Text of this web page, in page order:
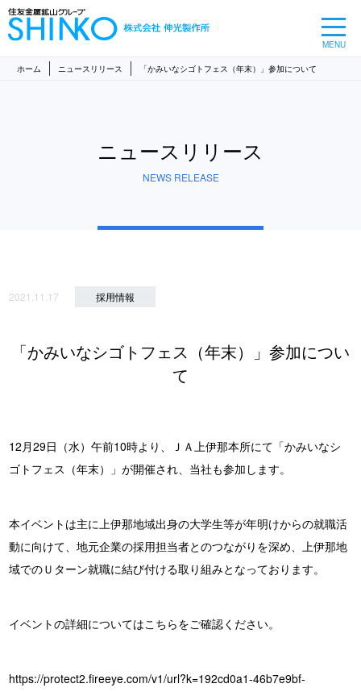
MENU
ホーム ニュースリリース 「かみいなシゴトフェス（年末）」参加について
ニュースリリース
NEWS RELEASE
2021.11.17 採用情報
「かみいなシゴトフェス（年末）」参加につい
て
12月29日（水）午前10時より、ＪＡ上伊那本所にて「かみいなシ
ゴトフェス（年末）」が開催され、当社も参加します。
本イベントは主に上伊那地域出身の大学生等が年明けからの就職活
動に向けて、地元企業の採用担当者とのつながりを深め、上伊那地
域でのＵターン就職に結び付ける取り組みとなっております。
イベントの詳細についてはこちらをご確認ください。
https://protect2.fireeye.com/v1/url?k=192cd0a1-46b7e9bf-